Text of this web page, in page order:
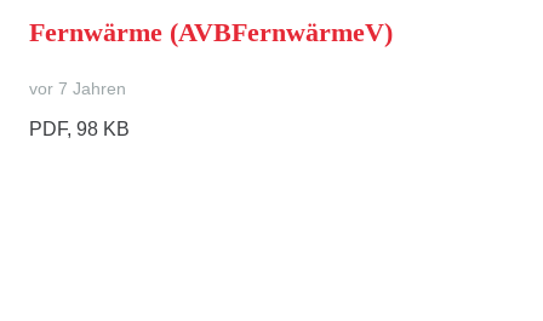
Fernwärme (AVBFernwärmeV)
vor 7 Jahren
PDF, 98 KB